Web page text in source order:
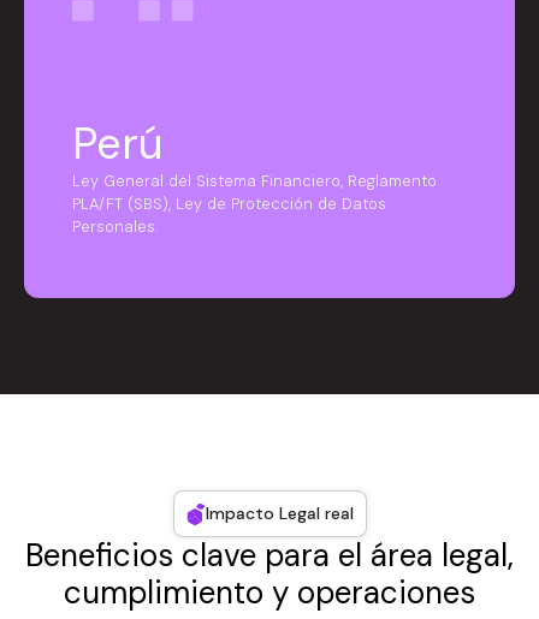
Perú
Ley General del Sistema Financiero, Reglamento
PLA/FT (SBS), Ley de Protección de Datos
Personales.
Impacto Legal real
Beneficios clave para el área legal,
cumplimiento y operaciones